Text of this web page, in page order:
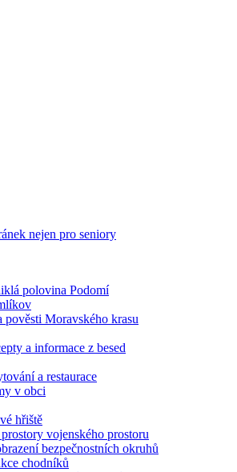
nejen pro seniory
polovina Podomí
pověsti Moravského krasu
a informace z besed
a restaurace
v obci
hřiště
vojenského prostoru
bezpečnostních okruhů
chodníků